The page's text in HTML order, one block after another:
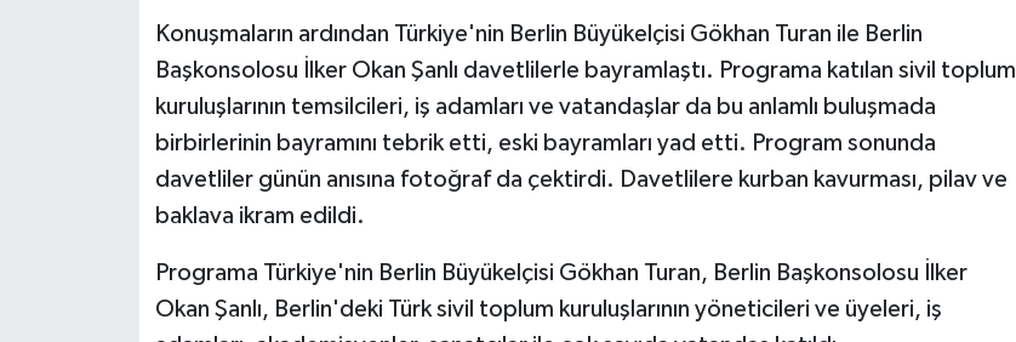
Konuşmaların ardından Türkiye'nin Berlin Büyükelçisi Gökhan Turan ile Berlin
Başkonsolosu İlker Okan Şanlı davetlilerle bayramlaştı. Programa katılan sivil toplum
kuruluşlarının temsilcileri, iş adamları ve vatandaşlar da bu anlamlı buluşmada
birbirlerinin bayramını tebrik etti, eski bayramları yad etti. Program sonunda
davetliler günün anısına fotoğraf da çektirdi. Davetlilere kurban kavurması, pilav ve
baklava ikram edildi.
Programa Türkiye'nin Berlin Büyükelçisi Gökhan Turan, Berlin Başkonsolosu İlker
Okan Şanlı, Berlin'deki Türk sivil toplum kuruluşlarının yöneticileri ve üyeleri, iş